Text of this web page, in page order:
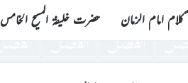
ؑکلام امام الزمان حضرت خلیفۃ المسیح الخامس